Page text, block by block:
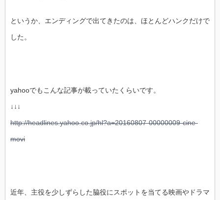
というか、エンディングで出てきたのは、ほとんどハンクだけで
した。
yahooでもこんな記事が載っていたくらいです。
↓↓↓
http://headlines.yahoo.co.jp/hl?a=20160807-00000009-cine-
movi
近年、主役を少しずらした脇役にスポットを当てる映画やドラマ